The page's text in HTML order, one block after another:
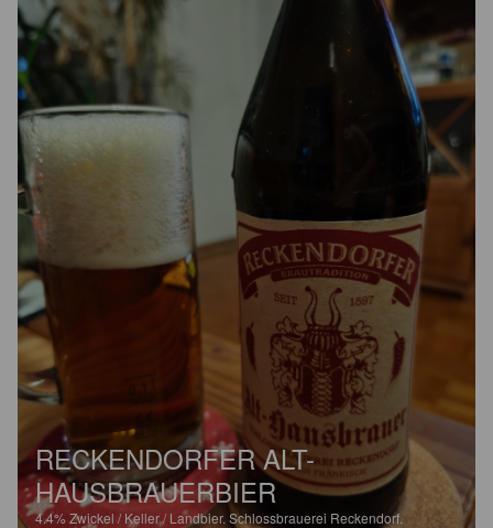
RECKENDORFER ALT-
HAUSBRAUERBIER
4.4%Zwickel / Keller / Landbier. Schlossbrauerei Reckendorf.